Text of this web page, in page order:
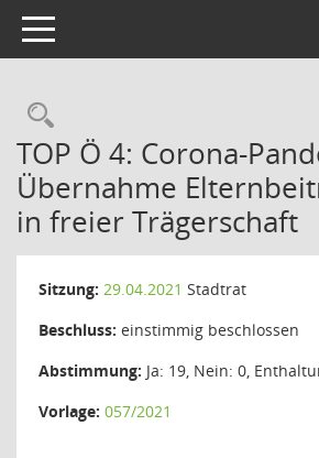
Toggle navigation
Rechercheauswahl
TOP Ö 4: Corona-
Übernahme
in freier Trägerschaft
Sitzung: 29.04.2021 Stadtrat
Beschluss: einstimmig beschlossen
Abstimmung: Ja: 19, Nein: 0,
Vorlage: 057/2021